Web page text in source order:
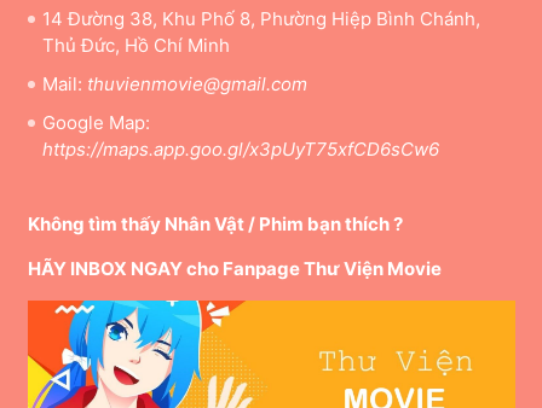
14 Đường 38, Khu Phố 8, Phường Hiệp Bình Chánh,
Thủ Đức, Hồ Chí Minh
Mail: thuvienmovie@gmail.com
Google Map:
https://maps.app.goo.gl/x3pUyT75xfCD6sCw6
Không tìm thấy Nhân Vật / Phim bạn thích ?
HÃY INBOX NGAY cho Fanpage Thư Viện Movie